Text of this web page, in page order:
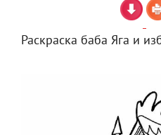
Раскраска баба Яга и